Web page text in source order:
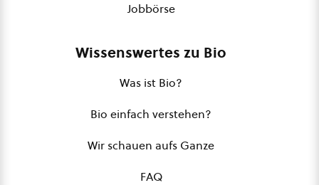
Jobbörse
Wissenswertes zu Bio
Was ist Bio?
Bio einfach verstehen?
Wir schauen aufs Ganze
FAQ